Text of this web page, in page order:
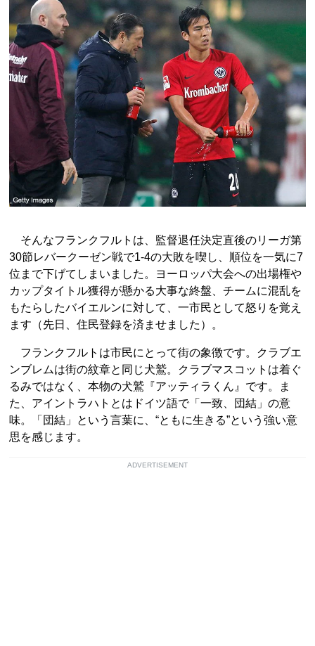
そんなフランクフルトは、監督退任決定直後のリーガ第
30節レバークーゼン戦で1-4の大敗を喫し、順位を一気に7
位まで下げてしまいました。ヨーロッパ大会への出場権や
カップタイトル獲得が懸かる大事な終盤、チームに混乱を
もたらしたバイエルンに対して、一市民として怒りを覚え
ます（先日、住民登録を済ませました）。
フランクフルトは市民にとって街の象徴です。クラブエ
ンブレムは街の紋章と同じ犬鷲。クラブマスコットは着ぐ
るみではなく、本物の犬鷲『アッティラくん』です。ま
た、アイントラハトとはドイツ語で「一致、団結」の意
味。「団結」という言葉に、“ともに生きる”という強い意
思を感じます。
ADVERTISEMENT